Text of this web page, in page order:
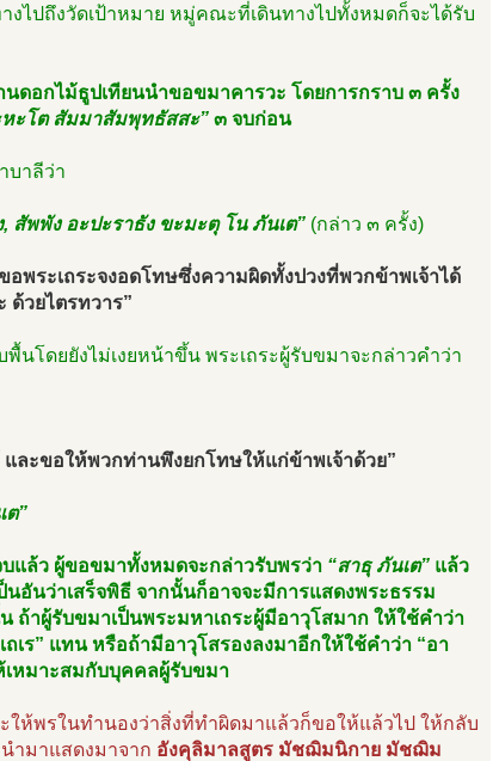
ไปถึงวัดเป้าหมาย หมู่คณะที่เดินทางไปทั้งหมดก็จะได้รับ
ดอกไม้ธูปเทียนนำขอขมาคารวะ โดยการกราบ ๓ ครั้ง
ะโต สัมมาสัมพุทธัสสะ” ๓ จบก่อน
บาลีว่า
, สัพพัง อะปะราธัง ขะมะตุ โน ภันเต” (กล่าว ๓ ครั้ง)
อพระเถระจงอดโทษซึ่งความผิดทั้งปวงที่พวกข้าพเจ้าได้
ด้วยไตรทวาร”
นโดยยังไม่เงยหน้าขึ้น พระเถระผู้รับขมาจะกล่าวคำว่า
และขอให้พวกท่านพึงยกโทษให้แก่ข้าพเจ้าด้วย”
ต”
แล้ว ผู้ขอขมาทั้งหมดจะกล่าวรับพรว่า “สาธุ ภันเต” แล้ว
อันว่าเสร็จพิธี จากนั้นก็อาจจะมีการแสดงพระธรรม
ถ้าผู้รับขมาเป็นพระมหาเถระผู้มีอาวุโสมาก ให้ใช้คำว่า
ถเร” แทน หรือถ้ามีอาวุโสรองลงมาอีกให้ใช้คำว่า “อา
เหมาะสมกับบุคคลผู้รับขมา
ให้พรในทำนองว่าสิ่งที่ทำผิดมาแล้วก็ขอให้แล้วไป ให้กลับ
ำมาแสดงมาจาก อังคุลิมาลสูตร มัชฌิมนิกาย มัชฌิม